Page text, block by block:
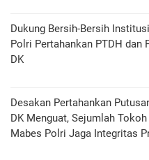
Dukung Bersih-Bersih
Polri Pertahankan PTDH dan
DK
Desakan Pertahankan
DK Menguat, Sejumlah
Mabes Polri Jaga Integritas